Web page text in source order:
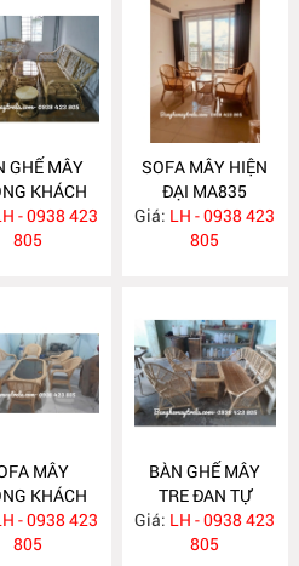
GHẾ MÂY
KHÁCH
MA839
- 0938 423
805
SOFA MÂY HIỆN
ĐẠI MA835
Giá: LH - 0938 423
805
MÂY
KHÁCH
ĐẠI MA833
- 0938 423
805
BÀN GHẾ MÂY
TRE ĐAN TỰ
NHIÊN MA832
Giá: LH - 0938 423
805